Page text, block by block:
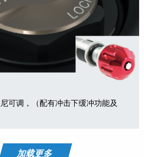
可调，（配有冲击下缓冲功能及
加载更多